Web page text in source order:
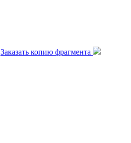
Заказать копию фрагмента